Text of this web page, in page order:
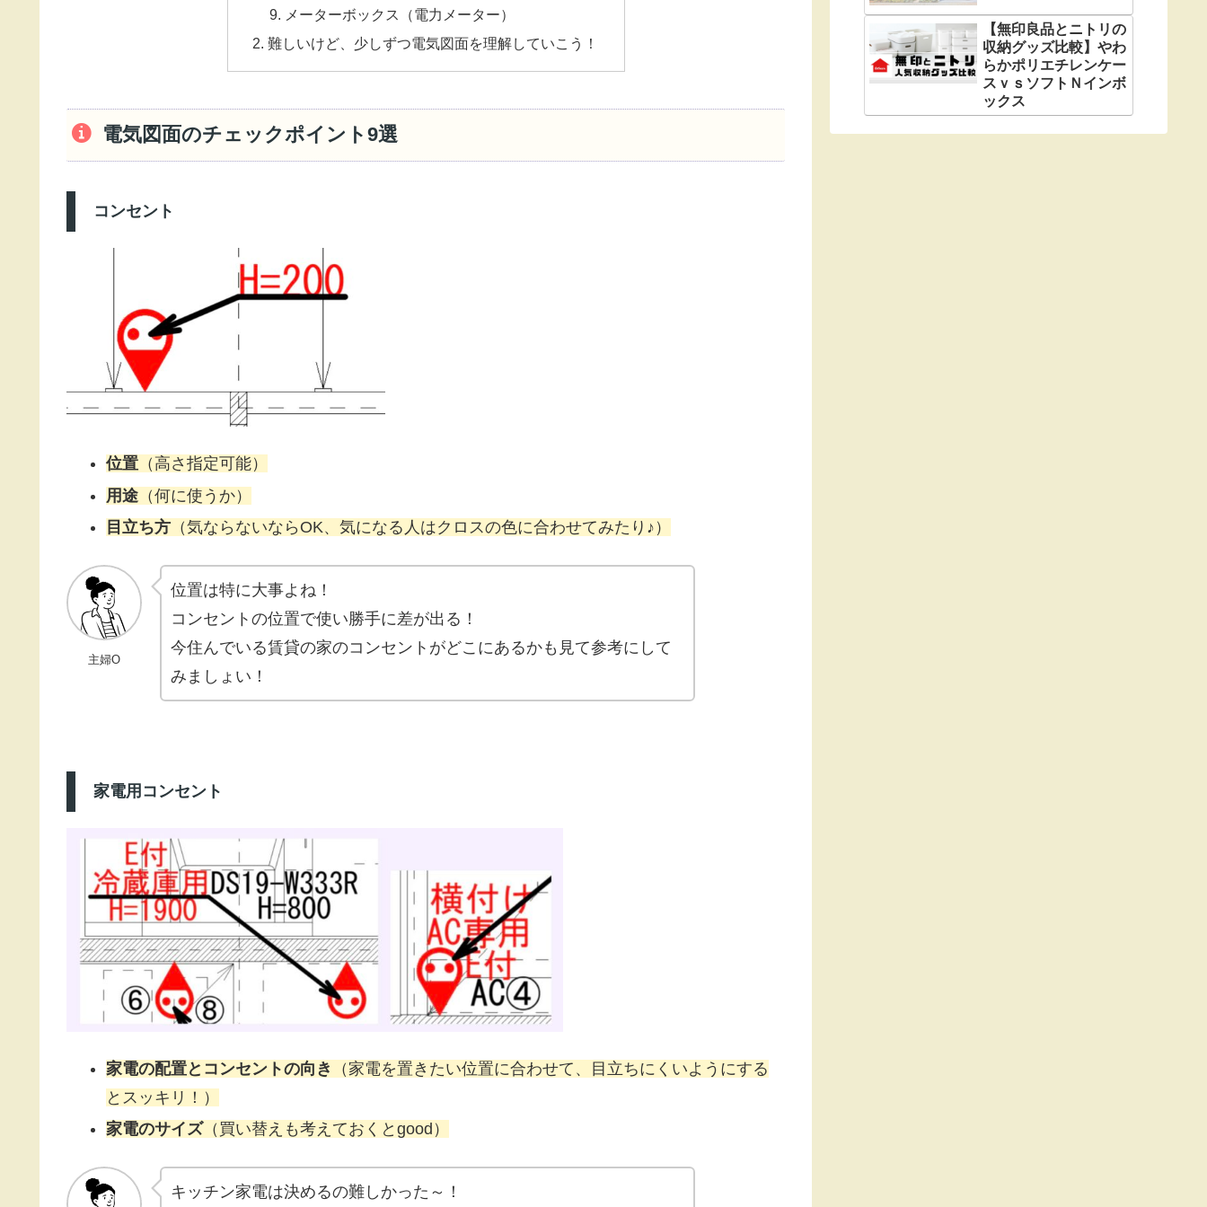
メーターボックス（電力メーター）
難しいけど、少しずつ電気図面を理解していこう！
電気図面のチェックポイント9選
コンセント
位置（高さ指定可能）
用途（何に使うか）
目立ち方（気ならないならOK、気になる人はクロスの色に合わせてみたり♪）
主婦O
位置は特に大事よね！
コンセントの位置で使い勝手に差が出る！
今住んでいる賃貸の家のコンセントがどこにあるかも見て参考にして
みましょい！
家電用コンセント
家電の配置とコンセントの向き
（家電を置きたい位置に合わせて、目立ちにくいようにする
とスッキリ！）
家電のサイズ（買い替えも考えておくとgood）
キッチン家電は決めるの難しかった～！
【無印良品とニトリの
収納グッズ比較】やわ
らかポリエチレンケー
スｖｓソフトＮインボ
ックス